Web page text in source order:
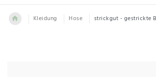
Kleidung Hose strickgut - gestrickte